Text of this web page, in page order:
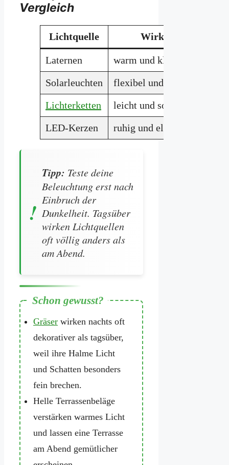
Vergleich
Lichtquelle Wirkung
Laternen warm und klassisch
Solarleuchten
flexibel und natürlich
Lichterketten
leicht und sommerlich
LED-Kerzen
ruhig und elegant
Tipp: Teste deine
Beleuchtung erst nach
Einbruch der
Dunkelheit. Tagsüber
wirken Lichtquellen
oft völlig anders als
am Abend.
Gräser wirken nachts oft
dekorativer als tagsüber,
weil ihre Halme Licht
und Schatten besonders
fein brechen.
Helle Terrassenbeläge
verstärken warmes Licht
und lassen eine Terrasse
am Abend gemütlicher